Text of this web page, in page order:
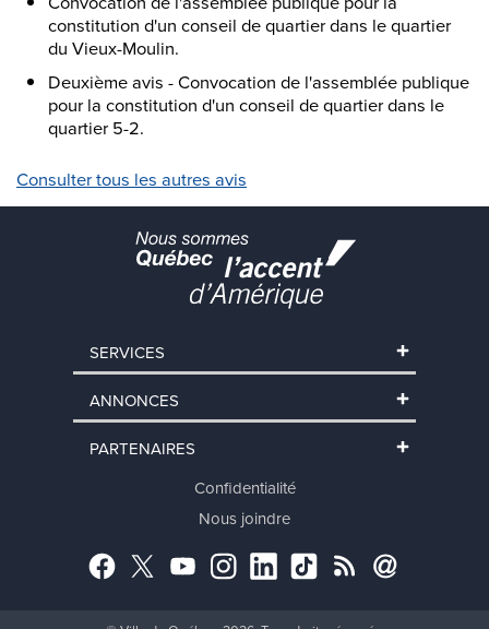
SERVICES
ANNONCES
PARTENAIRES
Confidentialité
Nous joindre
Facebook
TwitterYouTubeInstagram
LinkedInTikTokRSS Abonnement